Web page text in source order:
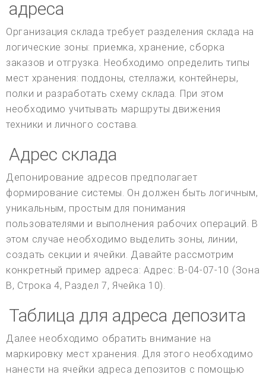
адреса
Организация склада требует разделения склада на
логические зоны: приемка, хранение, сборка
заказов и отгрузка. Необходимо определить типы
мест хранения: поддоны, стеллажи, контейнеры,
полки и разработать схему склада. При этом
необходимо учитывать маршруты движения
техники и личного состава.
Адрес склада
Депонирование адресов предполагает
формирование системы. Он должен быть логичным,
уникальным, простым для понимания
пользователями и выполнения рабочих операций. В
этом случае необходимо выделить зоны, линии,
создать секции и ячейки. Давайте рассмотрим
конкретный пример адреса: Адрес: B-04-07-10 (Зона
B, Строка 4, Раздел 7, Ячейка 10).
Таблица для адреса депозита
Далее необходимо обратить внимание на
маркировку мест хранения. Для этого необходимо
нанести на ячейки адреса депозитов с помощью